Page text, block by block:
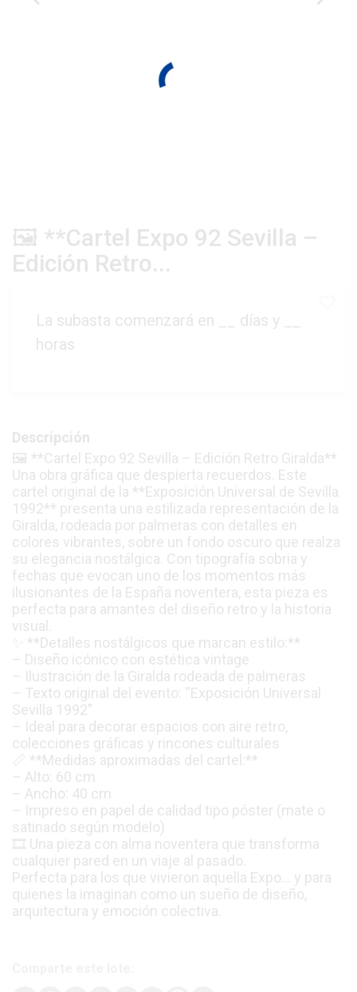
🖼️ **Cartel Expo 92 Sevilla –
Edición Retro...
La subasta comenzará en días y
horas
Descripción
🖼️ **Cartel Expo 92 Sevilla – Edición Retro Giralda**
Una obra gráfica que despierta recuerdos. Este
cartel original de la **Exposición Universal de Sevilla
1992** presenta una estilizada representación de la
Giralda, rodeada por palmeras con detalles en
colores vibrantes, sobre un fondo oscuro que realza
su elegancia nostálgica. Con tipografía sobria y
fechas que evocan uno de los momentos más
ilusionantes de la España noventera, esta pieza es
perfecta para amantes del diseño retro y la historia
visual.
✨ **Detalles nostálgicos que marcan estilo:**
– Diseño icónico con estética vintage
– Ilustración de la Giralda rodeada de palmeras
– Texto original del evento: “Exposición Universal
Sevilla 1992”
– Ideal para decorar espacios con aire retro,
colecciones gráficas y rincones culturales
📏 **Medidas aproximadas del cartel:**
– Alto: 60 cm
– Ancho: 40 cm
– Impreso en papel de calidad tipo póster (mate o
satinado según modelo)
🎞️ Una pieza con alma noventera que transforma
cualquier pared en un viaje al pasado.
Perfecta para los que vivieron aquella Expo… y para
quienes la imaginan como un sueño de diseño,
arquitectura y emoción colectiva.